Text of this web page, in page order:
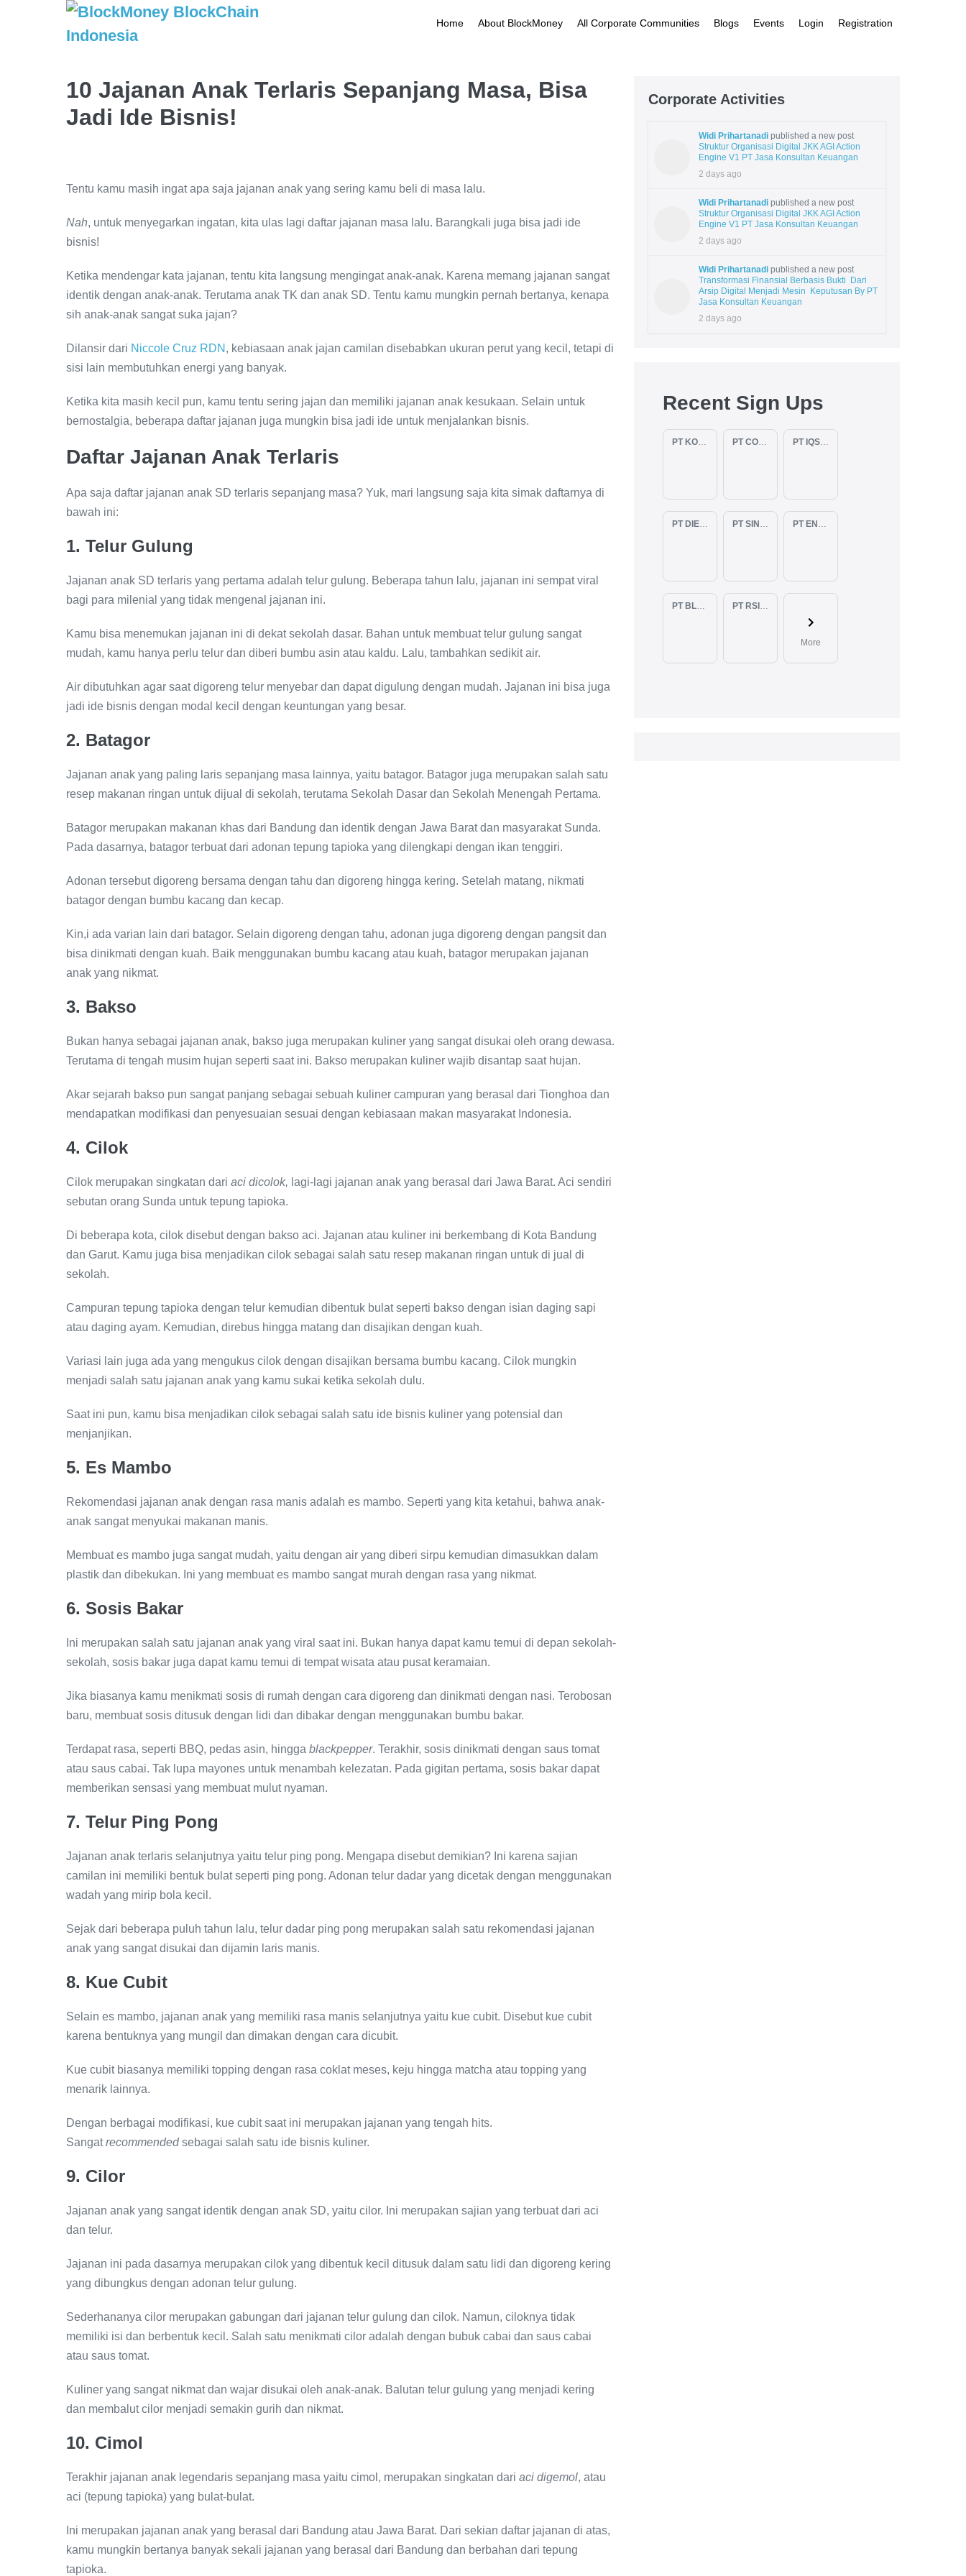
Home About BlockMoney All Corporate Communities Blogs Events Login Registration
10 Jajanan Anak Terlaris Sepanjang Masa, Bisa
Jadi Ide Bisnis!
Tentu kamu masih ingat apa saja jajanan anak yang sering kamu beli di masa lalu.
Nah, untuk menyegarkan ingatan, kita ulas lagi daftar jajanan masa lalu. Barangkali juga bisa jadi ide
bisnis!
Ketika mendengar kata jajanan, tentu kita langsung mengingat anak-anak. Karena memang jajanan sangat
identik dengan anak-anak. Terutama anak TK dan anak SD. Tentu kamu mungkin pernah bertanya, kenapa
sih anak-anak sangat suka jajan?
Dilansir dari Niccole Cruz RDN , kebiasaan anak jajan camilan disebabkan ukuran perut yang kecil, tetapi di
sisi lain membutuhkan energi yang banyak.
Ketika kita masih kecil pun, kamu tentu sering jajan dan memiliki jajanan anak kesukaan. Selain untuk
bernostalgia, beberapa daftar jajanan juga mungkin bisa jadi ide untuk menjalankan bisnis.
Daftar Jajanan Anak Terlaris
Apa saja daftar jajanan anak SD terlaris sepanjang masa? Yuk, mari langsung saja kita simak daftarnya di
bawah ini:
1. Telur Gulung
Jajanan anak SD terlaris yang pertama adalah telur gulung. Beberapa tahun lalu, jajanan ini sempat viral
bagi para milenial yang tidak mengenal jajanan ini.
Kamu bisa menemukan jajanan ini di dekat sekolah dasar. Bahan untuk membuat telur gulung sangat
mudah, kamu hanya perlu telur dan diberi bumbu asin atau kaldu. Lalu, tambahkan sedikit air.
Air dibutuhkan agar saat digoreng telur menyebar dan dapat digulung dengan mudah. Jajanan ini bisa juga
jadi ide bisnis dengan modal kecil dengan keuntungan yang besar.
2. Batagor
Jajanan anak yang paling laris sepanjang masa lainnya, yaitu batagor. Batagor juga merupakan salah satu
resep makanan ringan untuk dijual di sekolah, terutama Sekolah Dasar dan Sekolah Menengah Pertama.
Batagor merupakan makanan khas dari Bandung dan identik dengan Jawa Barat dan masyarakat Sunda.
Pada dasarnya, batagor terbuat dari adonan tepung tapioka yang dilengkapi dengan ikan tenggiri.
Adonan tersebut digoreng bersama dengan tahu dan digoreng hingga kering. Setelah matang, nikmati
batagor dengan bumbu kacang dan kecap.
Kin,i ada varian lain dari batagor. Selain digoreng dengan tahu, adonan juga digoreng dengan pangsit dan
bisa dinikmati dengan kuah. Baik menggunakan bumbu kacang atau kuah, batagor merupakan jajanan
anak yang nikmat.
3. Bakso
Bukan hanya sebagai jajanan anak, bakso juga merupakan kuliner yang sangat disukai oleh orang dewasa.
Terutama di tengah musim hujan seperti saat ini. Bakso merupakan kuliner wajib disantap saat hujan.
Akar sejarah bakso pun sangat panjang sebagai sebuah kuliner campuran yang berasal dari Tionghoa dan
mendapatkan modifikasi dan penyesuaian sesuai dengan kebiasaan makan masyarakat Indonesia.
4. Cilok
Cilok merupakan singkatan dari aci dicolok, lagi-lagi jajanan anak yang berasal dari Jawa Barat. Aci sendiri
sebutan orang Sunda untuk tepung tapioka.
Di beberapa kota, cilok disebut dengan bakso aci. Jajanan atau kuliner ini berkembang di Kota Bandung
dan Garut. Kamu juga bisa menjadikan cilok sebagai salah satu resep makanan ringan untuk di jual di
sekolah.
Campuran tepung tapioka dengan telur kemudian dibentuk bulat seperti bakso dengan isian daging sapi
atau daging ayam. Kemudian, direbus hingga matang dan disajikan dengan kuah.
Variasi lain juga ada yang mengukus cilok dengan disajikan bersama bumbu kacang. Cilok mungkin
menjadi salah satu jajanan anak yang kamu sukai ketika sekolah dulu.
Saat ini pun, kamu bisa menjadikan cilok sebagai salah satu ide bisnis kuliner yang potensial dan
menjanjikan.
5. Es Mambo
Rekomendasi jajanan anak dengan rasa manis adalah es mambo. Seperti yang kita ketahui, bahwa anak-
anak sangat menyukai makanan manis.
Membuat es mambo juga sangat mudah, yaitu dengan air yang diberi sirpu kemudian dimasukkan dalam
plastik dan dibekukan. Ini yang membuat es mambo sangat murah dengan rasa yang nikmat.
6. Sosis Bakar
Ini merupakan salah satu jajanan anak yang viral saat ini. Bukan hanya dapat kamu temui di depan sekolah-
sekolah, sosis bakar juga dapat kamu temui di tempat wisata atau pusat keramaian.
Jika biasanya kamu menikmati sosis di rumah dengan cara digoreng dan dinikmati dengan nasi. Terobosan
baru, membuat sosis ditusuk dengan lidi dan dibakar dengan menggunakan bumbu bakar.
Terdapat rasa, seperti BBQ, pedas asin, hingga blackpepper. Terakhir, sosis dinikmati dengan saus tomat
atau saus cabai. Tak lupa mayones untuk menambah kelezatan. Pada gigitan pertama, sosis bakar dapat
memberikan sensasi yang membuat mulut nyaman.
7. Telur Ping Pong
Jajanan anak terlaris selanjutnya yaitu telur ping pong. Mengapa disebut demikian? Ini karena sajian
camilan ini memiliki bentuk bulat seperti ping pong. Adonan telur dadar yang dicetak dengan menggunakan
wadah yang mirip bola kecil.
Sejak dari beberapa puluh tahun lalu, telur dadar ping pong merupakan salah satu rekomendasi jajanan
anak yang sangat disukai dan dijamin laris manis.
8. Kue Cubit
Selain es mambo, jajanan anak yang memiliki rasa manis selanjutnya yaitu kue cubit. Disebut kue cubit
karena bentuknya yang mungil dan dimakan dengan cara dicubit.
Kue cubit biasanya memiliki topping dengan rasa coklat meses, keju hingga matcha atau topping yang
menarik lainnya.
Dengan berbagai modifikasi, kue cubit saat ini merupakan jajanan yang tengah hits.
Sangatrecommendedsebagai salah satu ide bisnis kuliner.
9. Cilor
Jajanan anak yang sangat identik dengan anak SD, yaitu cilor. Ini merupakan sajian yang terbuat dari aci
dan telur.
Jajanan ini pada dasarnya merupakan cilok yang dibentuk kecil ditusuk dalam satu lidi dan digoreng kering
yang dibungkus dengan adonan telur gulung.
Sederhananya cilor merupakan gabungan dari jajanan telur gulung dan cilok. Namun, ciloknya tidak
memiliki isi dan berbentuk kecil. Salah satu menikmati cilor adalah dengan bubuk cabai dan saus cabai
atau saus tomat.
Kuliner yang sangat nikmat dan wajar disukai oleh anak-anak. Balutan telur gulung yang menjadi kering
dan membalut cilor menjadi semakin gurih dan nikmat.
10. Cimol
Terakhir jajanan anak legendaris sepanjang masa yaitu cimol, merupakan singkatan dari aci digemol, atau
aci (tepung tapioka) yang bulat-bulat.
Ini merupakan jajanan anak yang berasal dari Bandung atau Jawa Barat. Dari sekian daftar jajanan di atas,
kamu mungkin bertanya banyak sekali jajanan yang berasal dari Bandung dan berbahan dari tepung
tapioka.
Corporate Activities
Widi Prihartanadipublished a new post
Struktur Organisasi Digital JKK AGI Action
Engine V1 PT Jasa Konsultan Keuangan
2 days ago
Widi Prihartanadipublished a new post
Struktur Organisasi Digital JKK AGI Action
Engine V1 PT Jasa Konsultan Keuangan
2 days ago
Widi Prihartanadipublished a new post
Transformasi Finansial Berbasis Bukti Dari
Arsip Digital Menjadi Mesin Keputusan By PT
Jasa Konsultan Keuangan
2 days ago
Recent Sign Ups
PT KOPKAR NAWAKARA PT COMECA INDONESIA PT IQSA FAJAR INDONESIA
PT DIENZEE PERKASA ABADI
PT BLUELIGHT CONTINENTAL ABADI PT RSIA BUNDA ARIF
More